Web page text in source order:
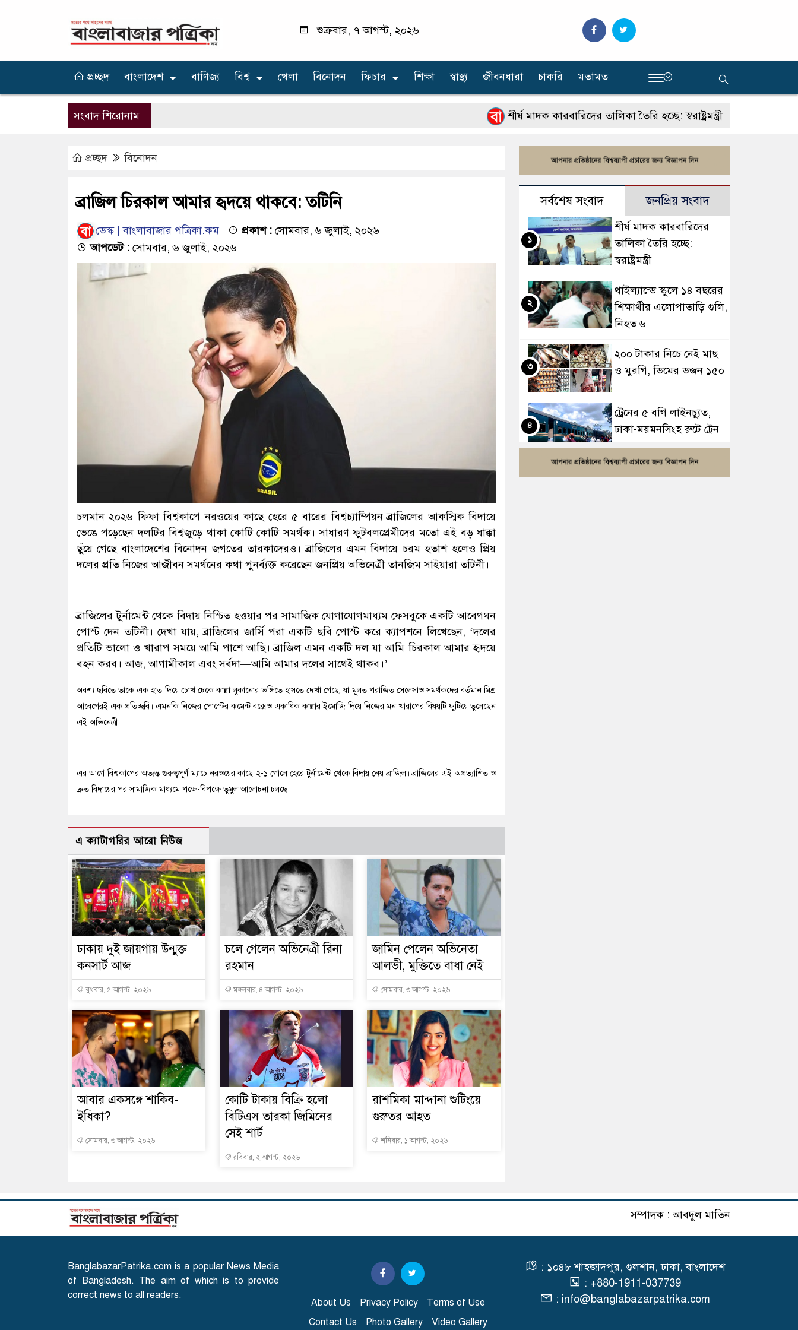
শুক্রবার, ৭ আগস্ট, ২০২৬
প্রচ্ছদ বাংলাদেশ বাণিজ্য বিশ্ব খেলা বিনোদন ফিচার শিক্ষা স্বাস্থ্য জীবনধারা চাকরি মতামত ‍
সংবাদ শিরোনাম শীর্ষ মাদক কারবারিদের তালিকা তৈরি হচ্ছে: স্বরাষ্ট্রমন্ত্রী
প্রচ্ছদ বিনোদন
ব্রাজিল চিরকাল আমার হৃদয়ে থাকবে: তটিনি
ডেস্ক | বাংলাবাজার পত্রিকা.কম প্রকাশ : সোমবার, ৬ জুলাই, ২০২৬
আপডেট : সোমবার, ৬ জুলাই, ২০২৬
চলমান ২০২৬ ফিফা বিশ্বকাপে নরওয়ের কাছে হেরে ৫ বারের বিশ্বচ্যাম্পিয়ন ব্রাজিলের আকস্মিক বিদায়ে
ভেঙে পড়েছেন দলটির বিশ্বজুড়ে থাকা কোটি কোটি সমর্থক। সাধারণ ফুটবলপ্রেমীদের মতো এই বড় ধাক্কা
ছুঁয়ে গেছে বাংলাদেশের বিনোদন জগতের তারকাদেরও। ব্রাজিলের এমন বিদায়ে চরম হতাশ হলেও প্রিয়
দলের প্রতি নিজের আজীবন সমর্থনের কথা পুনর্ব্যক্ত করেছেন জনপ্রিয় অভিনেত্রী তানজিম সাইয়ারা তটিনী।
ব্রাজিলের টুর্নামেন্ট থেকে বিদায় নিশ্চিত হওয়ার পর সামাজিক যোগাযোগমাধ্যম ফেসবুকে একটি আবেগঘন
পোস্ট দেন তটিনী। দেখা যায়, ব্রাজিলের জার্সি পরা একটি ছবি পোস্ট করে ক্যাপশনে লিখেছেন, ‘দলের
প্রতিটি ভালো ও খারাপ সময়ে আমি পাশে আছি। ব্রাজিল এমন একটি দল যা আমি চিরকাল আমার হৃদয়ে
বহন করব। আজ, আগামীকাল এবং সর্বদা—আমি আমার দলের সাথেই থাকব।’
অবশ্য ছবিতে তাকে এক হাত দিয়ে চোখ ঢেকে কান্না লুকানোর ভঙ্গিতে হাসতে দেখা গেছে, যা মূলত পরাজিত সেলেসাও সমর্থকদের বর্তমান মিশ্র
আবেগেরই এক প্রতিচ্ছবি। এমনকি নিজের পোস্টের কমেন্ট বক্সেও একাধিক কান্নার ইমোজি দিয়ে নিজের মন খারাপের বিষয়টি ফুটিয়ে তুলেছেন
এই অভিনেত্রী।
এর আগে বিশ্বকাপের অত্যন্ত গুরুত্বপূর্ণ ম্যাচে নরওয়ের কাছে ২-১ গোলে হেরে টুর্নামেন্ট থেকে বিদায় নেয় ব্রাজিল। ব্রাজিলের এই অপ্রত্যাশিত ও
দ্রুত বিদায়ের পর সামাজিক মাধ্যমে পক্ষে-বিপক্ষে তুমুল আলোচনা চলছে।
এ ক্যাটাগরির আরো নিউজ
ঢাকায় দুই জায়গায় উন্মুক্ত
কনসার্ট আজ
বুধবার, ৫ আগস্ট, ২০২৬
চলে গেলেন অভিনেত্রী রিনা
রহমান
মঙ্গলবার, ৪ আগস্ট, ২০২৬
জামিন পেলেন অভিনেতা
আলভী, মুক্তিতে বাধা নেই
সোমবার, ৩ আগস্ট, ২০২৬
আবার একসঙ্গে শাকিব-
ইধিকা?
সোমবার, ৩ আগস্ট, ২০২৬
কোটি টাকায় বিক্রি হলো
বিটিএস তারকা জিমিনের
সেই শার্ট
রবিবার, ২ আগস্ট, ২০২৬
রাশমিকা মান্দানা শুটিংয়ে
গুরুতর আহত
শনিবার, ১ আগস্ট, ২০২৬
সর্বশেষ সংবাদ জনপ্রিয় সংবাদ
শীর্ষ মাদক কারবারিদের
তালিকা তৈরি হচ্ছে:
স্বরাষ্ট্রমন্ত্রী
১
থাইল্যান্ডে স্কুলে ১৪ বছরের
শিক্ষার্থীর এলোপাতাড়ি গুলি,
নিহত ৬
২
২০০ টাকার নিচে নেই মাছ
ও মুরগি, ডিমের ডজন ১৫০
৩
ট্রেনের ৫ বগি লাইনচ্যুত,
ঢাকা-ময়মনসিংহ রুটে ট্রেন
চলাচল বন্ধ
৪
সাতসকালে মর্মান্তিক দুই
সম্পাদক : আবদুল মাতিন
BanglabazarPatrika.com is a popular News Media
of Bangladesh. The aim of which is to provide
correct news to all readers.
About Us Privacy Policy
Terms of Use
Contact Us
Photo Gallery Video Gallery
: ১০৪৮ শাহজাদপুর, গুলশান, ঢাকা, বাংলাদেশ
: +880-1911-037739
: info@banglabazarpatrika.com